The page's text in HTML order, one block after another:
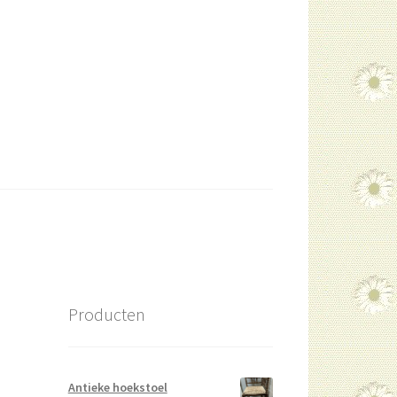
Producten
Antieke hoekstoel